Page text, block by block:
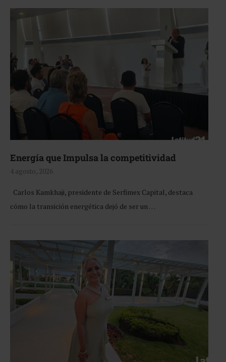
Energía que Impulsa la competitividad
4 agosto, 2026
Carlos Kamkhaji, presidente de Serfimex Capital, destaca
cómo la transición energética dejó de ser un …